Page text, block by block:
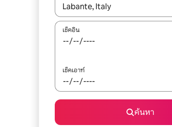
ใช้ลูกศรขึ้นลง หรือใช้การสัมผัสหรือปั
เช็คอิน
เช็คเอาท์
ค้นหา